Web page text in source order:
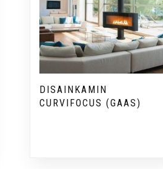
DISAINKAMIN
CURVIFOCUS (GAAS)